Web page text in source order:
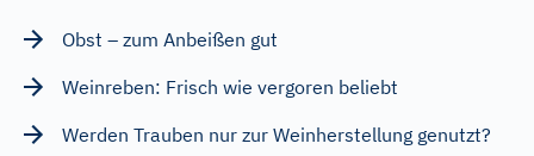
Obst – zum Anbeißen gut
Weinreben: Frisch wie vergoren beliebt
Werden Trauben nur zur Weinherstellung genutzt?